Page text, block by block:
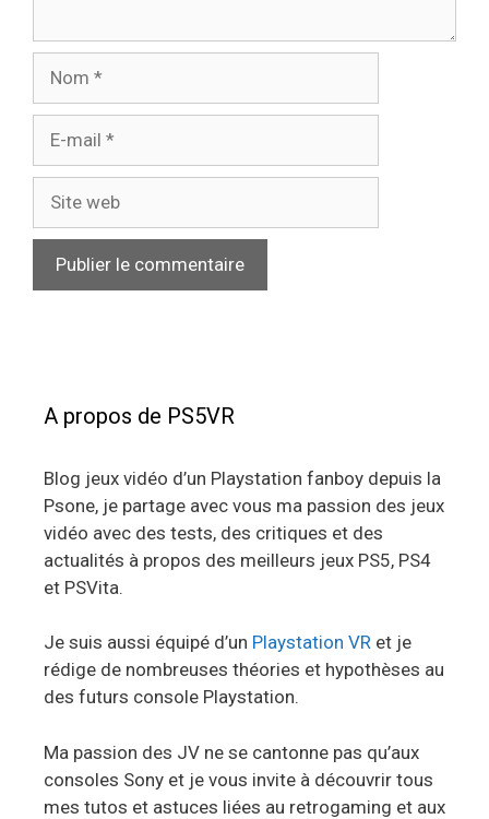
mail
web
A propos de PS5VR
Blog jeux vidéo d’un Playstation fanboy depuis la
Psone, je partage avec vous ma passion des jeux
vidéo avec des tests, des critiques et des
actualités à propos des meilleurs jeux PS5, PS4
et PSVita.
Je suis aussi équipé d’un Playstation VR et je
rédige de nombreuses théories et hypothèses au
des futurs console Playstation.
Ma passion des JV ne se cantonne pas qu’aux
consoles Sony et je vous invite à découvrir tous
mes tutos et astuces liées au retrogaming et aux